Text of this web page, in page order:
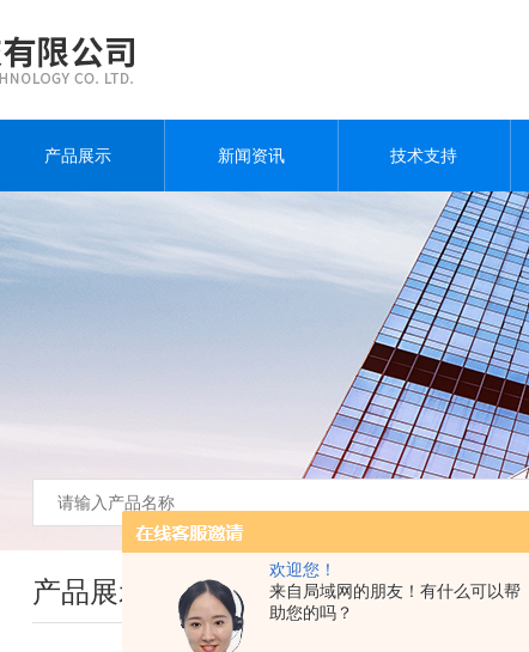
欢迎您！
来自局域网的朋友！有什么可以帮
助您的吗？
产品展示 新闻资讯 技术支持
产品展示 您现在的位置： 首页>产品展示